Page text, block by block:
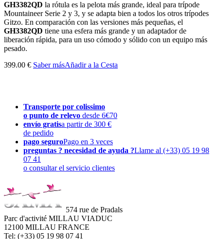
GH3382QD la rótula es la pelota más grande, ideal para trípode
Mountaineer Serie 2 y 3, y se adapta bien a todos los otros trípodes
Gitzo. En comparación con las versiones más pequeñas, el
GH3382QD tiene una esfera más grande y un adaptador de
liberación rápida, para un uso cómodo y sólido con un equipo más
pesado.
399.00 € Saber másAñadir a la Cesta
Transporte por colissimo
o punto de relevo desde 6€70
envío gratisa partir de 300 €
de pedido
pago seguroPago en 3 veces
preguntas ? necesidad de ayuda ?Llame al (+33) 05 19 98
07 41
o consultar el servicio clientes
574 rue de Pradals
Parc d'activité MILLAU VIADUC
12100 MILLAU FRANCE
Tel: (+33) 05 19 98 07 41